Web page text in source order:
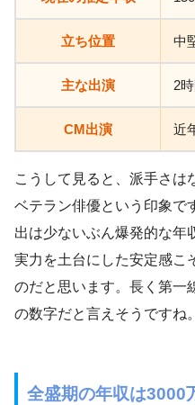
立ち位置 中
主な出演 2
CM出演 近
こうして見ると、派手さは
ベテラン俳優という印象で
出は少ないぶん爆発的な年
実力を土台にした安定感こ
のだと思います。長く第一
の数字だと言えそうですね。
全盛期の年収は3000